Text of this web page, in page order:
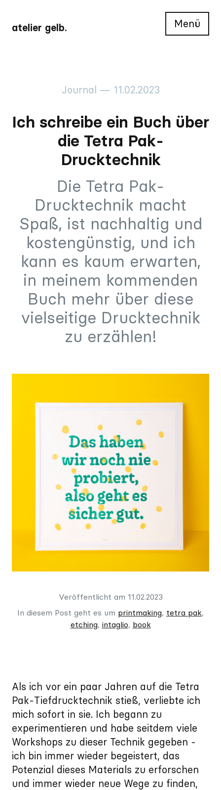
atelier gelb. Menü
Journal — 11.02.2023
Ich schreibe ein Buch über
die Tetra Pak-
Drucktechnik
Die Tetra Pak-
Drucktechnik macht
Spaß, ist nachhaltig und
kostengünstig, und ich
kann es kaum erwarten,
in meinem kommenden
Buch mehr über diese
vielseitige Drucktechnik
zu erzählen!
Veröffentlicht am 11.02.2023
In diesem Post geht es um printmaking, tetra pak,
etching, intaglio, book
Als ich vor ein paar Jahren auf die Tetra
Pak-Tiefdrucktechnik stieß, verliebte ich
mich sofort in sie. Ich begann zu
experimentieren und habe seitdem viele
Workshops zu dieser Technik gegeben -
ich bin immer wieder begeistert, das
Potenzial dieses Materials zu erforschen
und immer wieder neue Wege zu finden,